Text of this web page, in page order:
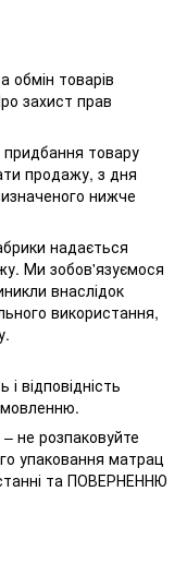
обмін товарів
захист прав
придбання товару
продажу, з дня
нижче
надається
Ми зобов'язуємося
внаслідок
використання,
відповідність
не розпаковуйте
упаковання матрац
та ПОВЕРНЕННЮ